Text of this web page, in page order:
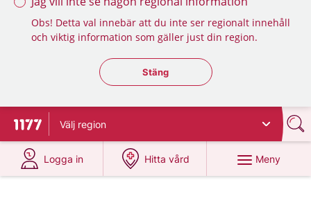
Obs! Detta val innebär att du inte ser regionalt innehåll
och viktig information som gäller just din region.
Stäng regionsväljaren
Stäng
Till startsidan för 1177
Välj region
Logga in
på 1177.se
Hitta vård
på 1177.se
Meny